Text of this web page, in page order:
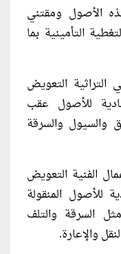
الأصول ومقتني
التأمينية بما
التراثية التعويض
للأصول عقب
والسيول والسرقة
الفنية التعويض
للأصول المنقولة
السرقة والتلف
والإعارة.